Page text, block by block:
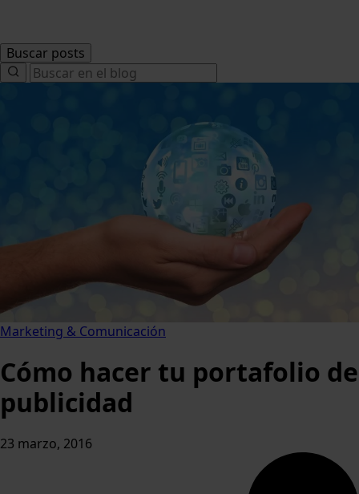
Buscar posts
Search
for:
Marketing & Comunicación
Cómo hacer tu portafolio de
publicidad
23 marzo, 2016